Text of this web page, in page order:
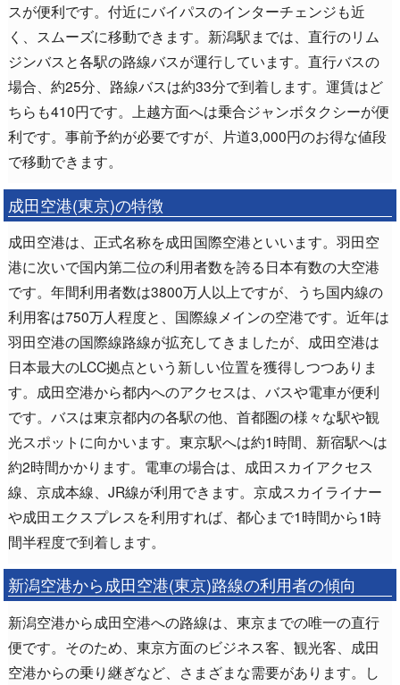
スが便利です。付近にバイパスのインターチェンジも近
く、スムーズに移動できます。新潟駅までは、直行のリム
ジンバスと各駅の路線バスが運行しています。直行バスの
場合、約25分、路線バスは約33分で到着します。運賃はど
ちらも410円です。上越方面へは乗合ジャンボタクシーが便
利です。事前予約が必要ですが、片道3,000円のお得な値段
で移動できます。
成田空港(東京)の特徴
成田空港は、正式名称を成田国際空港といいます。羽田空
港に次いで国内第二位の利用者数を誇る日本有数の大空港
です。年間利用者数は3800万人以上ですが、うち国内線の
利用客は750万人程度と、国際線メインの空港です。近年は
羽田空港の国際線路線が拡充してきましたが、成田空港は
日本最大のLCC拠点という新しい位置を獲得しつつありま
す。成田空港から都内へのアクセスは、バスや電車が便利
です。バスは東京都内の各駅の他、首都圏の様々な駅や観
光スポットに向かいます。東京駅へは約1時間、新宿駅へは
約2時間かかります。電車の場合は、成田スカイアクセス
線、京成本線、JR線が利用できます。京成スカイライナー
や成田エクスプレスを利用すれば、都心まで1時間から1時
間半程度で到着します。
新潟空港から成田空港(東京)路線の利用者の傾向
新潟空港から成田空港への路線は、東京までの唯一の直行
便です。そのため、東京方面のビジネス客、観光客、成田
空港からの乗り継ぎなど、さまざまな需要があります。し